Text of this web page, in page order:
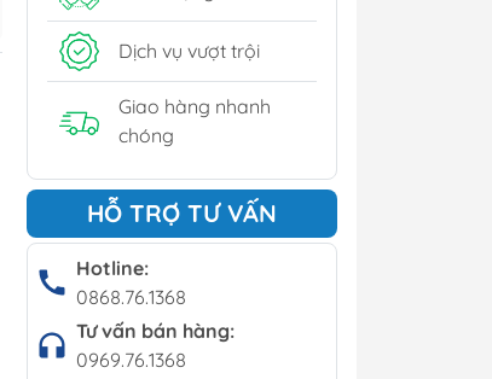
Bộ bàn ghế cafe
Bàn cafe
Ghế cafe
Ghế bar
Dịch vụ vượt trội
Giao hàng nhanh
chóng
HỖ TRỢ TƯ VẤN
Hotline:
0868.76.1368
Tư vấn bán hàng:
0969.76.1368